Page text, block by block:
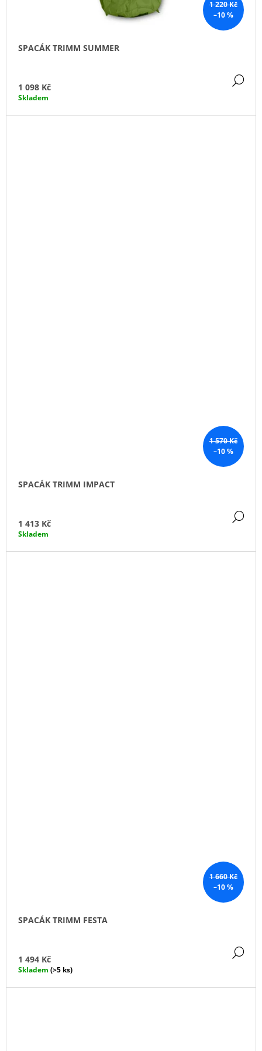
1 220 Kč
–10 %
SPACÁK TRIMM SUMMER
1 098 Kč
Skladem
1 570 Kč
–10 %
SPACÁK TRIMM IMPACT
1 413 Kč
Skladem
1 660 Kč
–10 %
SPACÁK TRIMM FESTA
1 494 Kč
Skladem (>5 ks)